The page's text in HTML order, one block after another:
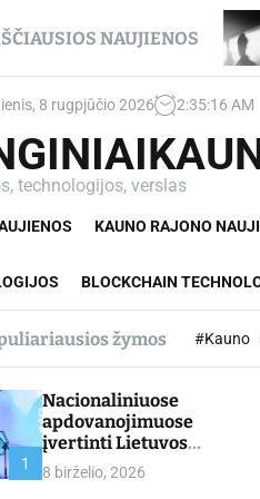
NAUJIENOS
– net du
8 rugpjūčio 2026 2:35:17 AM
technologijos, verslas
KAUNO RAJONO
BLOCKCHAIN
žymos #Kauno
1
Nacionaliniuose
apdovanojimuose
įvertinti Lietuvos
profesinio mokymo
lyderiai
8 birželio, 2026